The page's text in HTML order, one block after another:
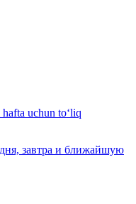
uchun to‘liq
завтра и ближайшую